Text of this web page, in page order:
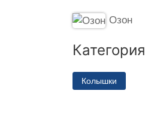
Озон
Категория
Колышки